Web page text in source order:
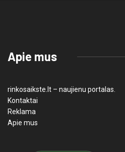
Apie mus
rinkosaikste.lt – naujienu portalas.
Kontaktai
Reklama
Apie mus